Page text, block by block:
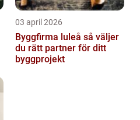
03 april 2026
Byggfirma luleå så väljer
du rätt partner för ditt
byggprojekt